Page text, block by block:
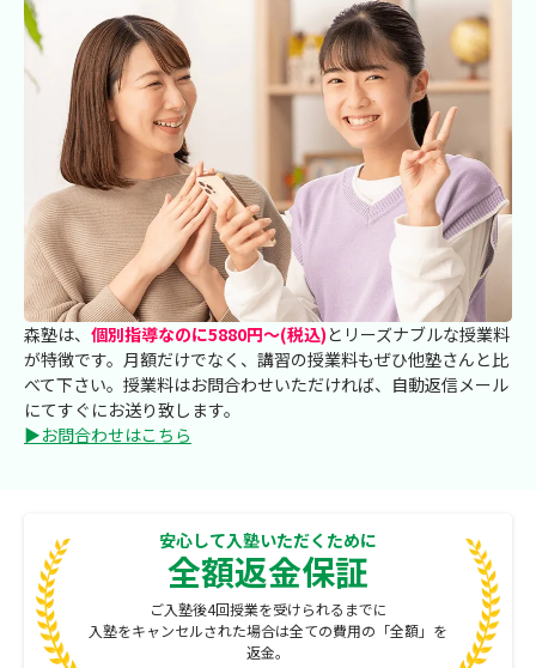
森塾は、 個別指導なのに5880円～(税込)とリーズナブルな授業料
が特徴です。月額だけでなく、講習の授業料もぜひ他塾さんと比
べて下さい。授業料はお問合わせいただければ、自動返信メール
にてすぐにお送り致します。
▶お問合わせはこちら
安心して入塾いただくために
全額返金保証
ご入塾後4回授業を受けられるまでに
入塾をキャンセルされた場合は全ての費用の「全額」を
返金。